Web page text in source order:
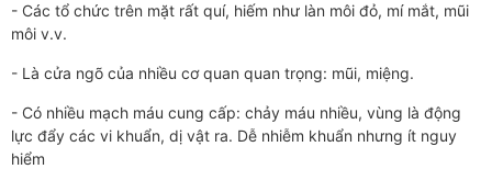
- Các tổ chức trên mặt rất quí, hiếm như làn môi đỏ, mí mắt, mũi
môi v.v.
- Là cửa ngõ của nhiều cơ quan quan trọng: mũi, miệng.
- Có nhiều mạch máu cung cấp: chảy máu nhiều, vùng là động
lực đẩy các vi khuẩn, dị vật ra. Dễ nhiễm khuẩn nhưng ít nguy
hiểm